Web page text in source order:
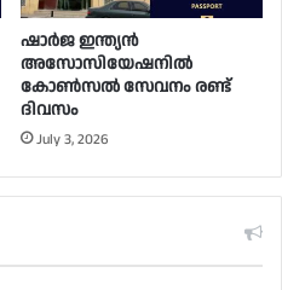
ഷാർജ ഇന്ത്യൻ
അസോസിയേഷനിൽ
കോൺസൽ സേവനം രണ്ട്
ദിവസം
July 3, 2026